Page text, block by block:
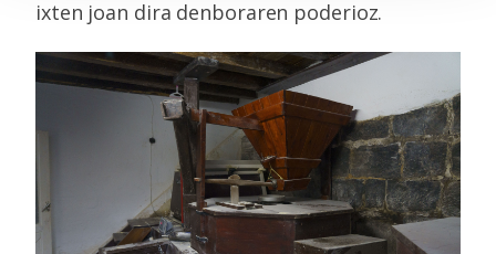
specific characteristics (fingerprinting)
Find out more about how your personal data is processed
and set your preferences in thedetails section
Webgune honek cookie propioak eta hirugarrenen cookie-
fitxategiak erabiltzen ditu. Zure esperientzia eta
zerbitzuak hobetzeko asmoz, cookie teknologiaz
baliatzen gara. Ohar hau onartuz gero, teknologia hori
erabiltzeko baimen esplizitua ematen diguzu.Gehiago
ixten joan dira denboraren poderioz.